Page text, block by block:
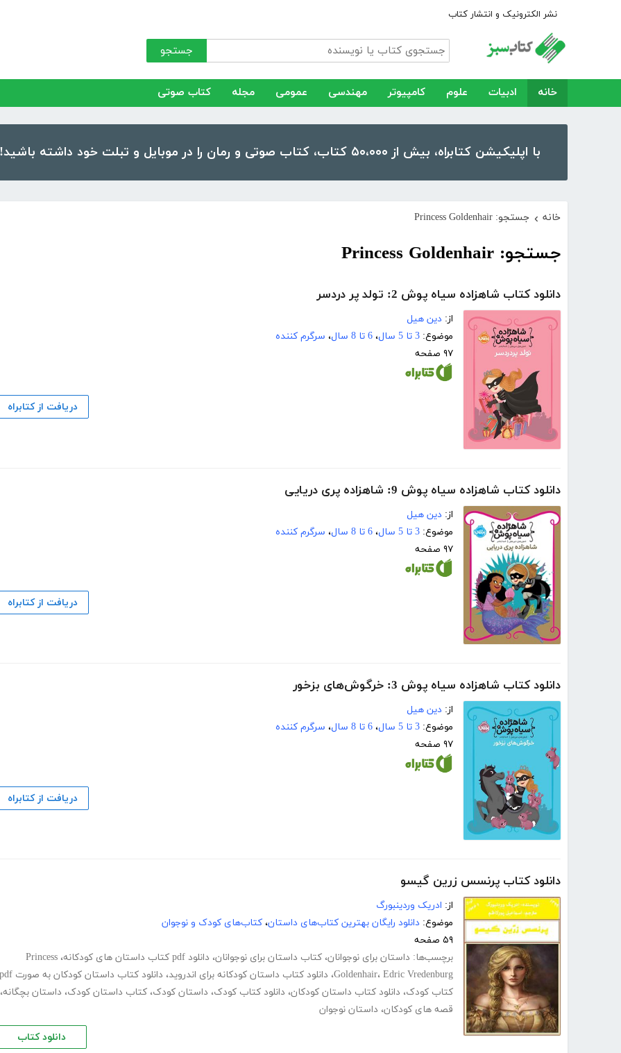
نشر الکترونیک و انتشار کتاب
جستجو
خانه ادبیات علوم کامپیوتر مهندسی عمومی مجله کتاب صوتی
با اپلیکیشن کتابراه، بیش از ۵۰،۰۰۰ کتاب، کتاب صوتی و رمان را در موبایل و تبلت خود داشته باشید!
خانه › جستجو: Princess Goldenhair
جستجو: Princess Goldenhair
دانلود کتاب شاهزاده سیاه پوش 2: تولد پر دردسر
از: دین هیل
موضوع: 3 تا 5 سال ، 6 تا 8 سال ، سرگرم کننده
۹۷ صفحه
دریافت از کتابراه
دانلود کتاب شاهزاده سیاه پوش 9: شاهزاده پری دریایی
از: دین هیل
موضوع: 3 تا 5 سال ، 6 تا 8 سال ، سرگرم کننده
۹۷ صفحه
دریافت از کتابراه
دانلود کتاب شاهزاده سیاه پوش 3: خرگوش‌های بزخور
از: دین هیل
موضوع: 3 تا 5 سال ، 6 تا 8 سال ، سرگرم کننده
۹۷ صفحه
دریافت از کتابراه
دانلود کتاب پرنسس زرین گیسو
از: ادریک وردینبورگ
موضوع: دانلود رایگان بهترین کتاب‌های داستان، کتاب‌های کودک و نوجوان
۵۹ صفحه
برچسب‌ها: داستان برای نوجوانان، کتاب داستان برای نوجوانان، دانلود pdf کتاب داستان های کودکانه ، Princess
Goldenhair، Edric Vredenburg ، دانلود کتاب داستان کودکانه برای اندروید، دانلود کتاب داستان کودکان به صورت pdf
کتاب کودک، دانلود کتاب داستان کودکان، دانلود کتاب کودک، داستان کودک، کتاب داستان کودک، داستان بچگانه،
قصه های کودکان، داستان نوجوان
دانلود کتاب